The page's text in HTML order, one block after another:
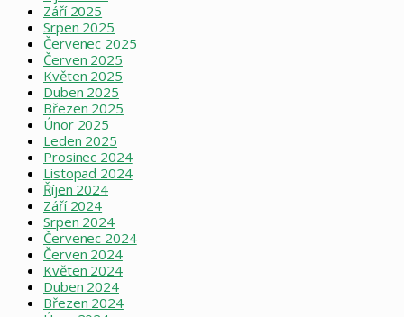
Září 2025
Srpen 2025
Červenec 2025
Červen 2025
Květen 2025
Duben 2025
Březen 2025
Únor 2025
Leden 2025
Prosinec 2024
Listopad 2024
Říjen 2024
Září 2024
Srpen 2024
Červenec 2024
Červen 2024
Květen 2024
Duben 2024
Březen 2024